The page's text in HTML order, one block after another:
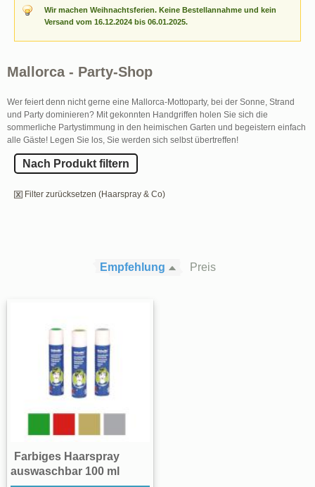
Wir machen Weihnachtsferien. Keine Bestellannahme und kein
Versand vom 16.12.2024 bis 06.01.2025.
Mallorca - Party-Shop
Wer feiert denn nicht gerne eine Mallorca-Mottoparty, bei der Sonne, Strand
und Party dominieren? Mit gekonnten Handgriffen holen Sie sich die
sommerliche Partystimmung in den heimischen Garten und begeistern einfach
alle Gäste! Legen Sie los, Sie werden sich selbst übertreffen!
Nach Produkt filtern
Filter zurücksetzen (Haarspray & Co)
Empfehlung Preis
Farbiges Haarspray
auswaschbar 100 ml